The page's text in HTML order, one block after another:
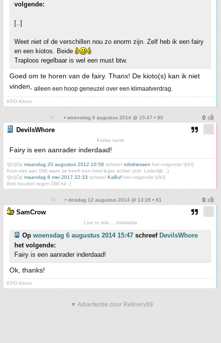
volgende:
[..]
Weet niet of de verschillen nou zo enorm zijn. Zelf heb ik een fairy
en een kiotos. Beide
Traploos regelbaar is wel een must btw.
Goed om te horen van de fairy. Thanx! De kioto(s) kan ik niet
vinden, alleen een hoop geneuzel over een klimaatverdrag.
KPD Kloon
• woensdag 6 augustus 2014 @ 15:47 • 80
DevilsWhore
Kekke tante
Fairy is een aanrader inderdaad!
\[b\]Op maandag 20 augustus 2012 10:56 schreef robdriessen het volgende:\[/b\]
Kom niet aan DW, want ze heeft een heel leger achter zich. Letterlijk. ;)
\[b\]Op maandag 8 mei 2017 22:33 schreef KaBuf het volgende:\[/b\]
Bek houden tegen DW hè :(
• dinsdag 12 augustus 2014 @ 13:28 • 81
SamCrow
Live to ride,... blablabla
Op woensdag 6 augustus 2014 15:47 schreef DevilsWhore
het volgende:
Fairy is een aanrader inderdaad!
Ok, thanks!
KPD Kloon
▼ Advertentie door Refinery89